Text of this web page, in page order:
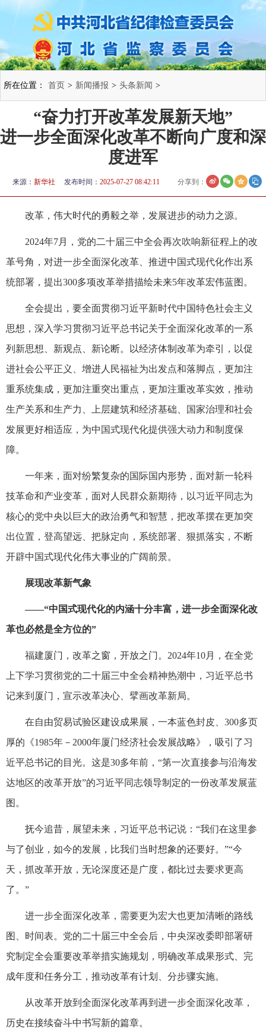
所在位置： 首页 > 新闻播报 > 头条新闻 >
“奋力打开改革发展新天地”
进一步全面深化改革不断向广度和深
度进军
来源： 新华社 发布时间： 2025-07-27 08:42:11 分享到：
改革，伟大时代的勇毅之举，发展进步的动力之源。
2024年7月，党的二十届三中全会再次吹响新征程上的改
革号角，对进一步全面深化改革、推进中国式现代化作出系
统部署，提出300多项改革举措描绘未来5年改革宏伟蓝图。
全会提出，要全面贯彻习近平新时代中国特色社会主义
思想，深入学习贯彻习近平总书记关于全面深化改革的一系
列新思想、新观点、新论断。以经济体制改革为牵引，以促
进社会公平正义、增进人民福祉为出发点和落脚点，更加注
重系统集成，更加注重突出重点，更加注重改革实效，推动
生产关系和生产力、上层建筑和经济基础、国家治理和社会
发展更好相适应，为中国式现代化提供强大动力和制度保
障。
一年来，面对纷繁复杂的国际国内形势，面对新一轮科
技革命和产业变革，面对人民群众新期待，以习近平同志为
核心的党中央以巨大的政治勇气和智慧，把改革摆在更加突
出位置，登高望远、把脉定向，系统部署、狠抓落实，不断
开辟中国式现代化伟大事业的广阔前景。
展现改革新气象
——“中国式现代化的内涵十分丰富，进一步全面深化改
革也必然是全方位的”
福建厦门，改革之窗，开放之门。2024年10月，在全党
上下学习贯彻党的二十届三中全会精神热潮中，习近平总书
记来到厦门，宣示改革决心、擘画改革新局。
在自由贸易试验区建设成果展，一本蓝色封皮、300多页
厚的《1985年－2000年厦门经济社会发展战略》，吸引了习
近平总书记的目光。这是30多年前，“第一次直接参与沿海发
达地区的改革开放”的习近平同志领导制定的一份改革发展蓝
图。
抚今追昔，展望未来，习近平总书记说：“我们在这里参
与了创业，如今的发展，比我们当时想象的还要好。”“今
天，抓改革开放，无论深度还是广度，都比过去要求更高
了。”
进一步全面深化改革，需要更为宏大也更加清晰的路线
图、时间表。党的二十届三中全会后，中央深改委即部署研
究制定全会重要改革举措实施规划，明确改革成果形式、完
成年度和任务分工，推动改革有计划、分步骤实施。
从改革开放到全面深化改革再到进一步全面深化改革，
历史在接续奋斗中书写新的篇章。